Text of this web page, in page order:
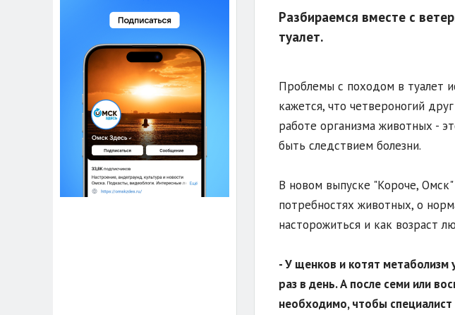
Разбираемся вместе с
туалет.
Проблемы с походом в туалет
кажется, что четвероногий
работе организма животных -
быть следствием болезни.
В новом выпуске "Короче,
потребностях животных, о
насторожиться и как возраст
- У щенков и котят метаболизм
раз в день. А после семи или
необходимо, чтобы